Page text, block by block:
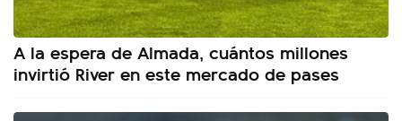
A la espera de Almada, cuántos millones
invirtió River en este mercado de pases